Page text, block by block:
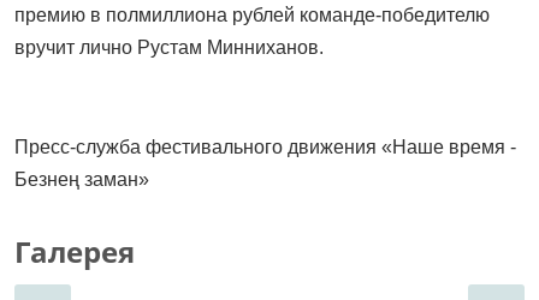
премию в полмиллиона рублей команде-победителю
вручит лично Рустам Минниханов.
Пресс-служба фестивального движения «Наше время -
Безнең заман»
Галерея